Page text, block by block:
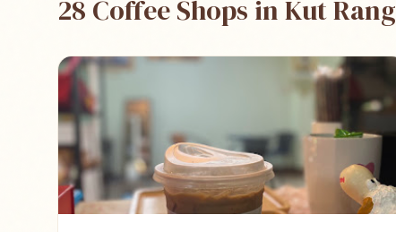
28 Coffee Shops in Kut Rang